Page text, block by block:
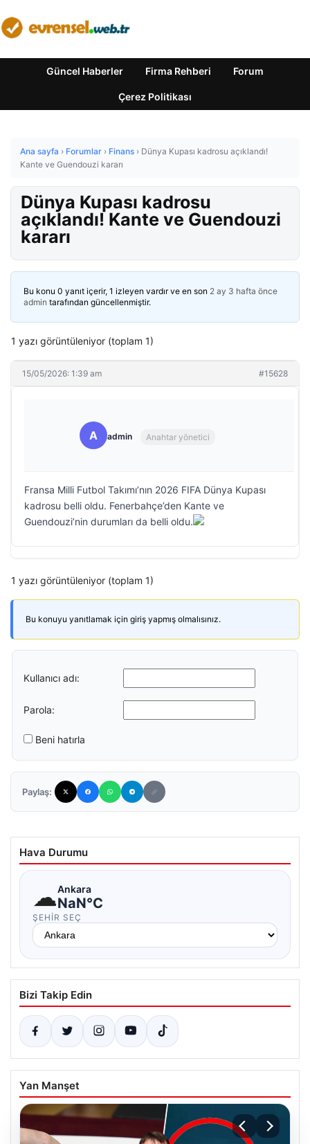
Güncel Haberler Firma Rehberi Forum
Çerez Politikası
Ana sayfa › Forumlar › Finans › Dünya Kupası kadrosu açıklandı!
Kante ve Guendouzi kararı
Dünya Kupası kadrosu
açıklandı! Kante ve Guendouzi
kararı
Bu konu 0 yanıt içerir, 1 izleyen vardır ve en son 2 ay 3 hafta önce
admin tarafından güncellenmiştir.
1 yazı görüntüleniyor (toplam 1)
15/05/2026: 1:39 am #15628
A admin Anahtar yönetici
Fransa Milli Futbol Takımı’nın 2026 FIFA Dünya Kupası
kadrosu belli oldu. Fenerbahçe’den Kante ve
Guendouzi’nin durumları da belli oldu.
1 yazı görüntüleniyor (toplam 1)
Bu konuyu yanıtlamak için giriş yapmış olmalısınız.
Kullanıcı adı:
Parola:
Beni hatırla
Paylaş:
Hava Durumu
☁Ankara
NaN°C
ŞEHIR SEÇ
Bizi Takip Edin
Yan Manşet